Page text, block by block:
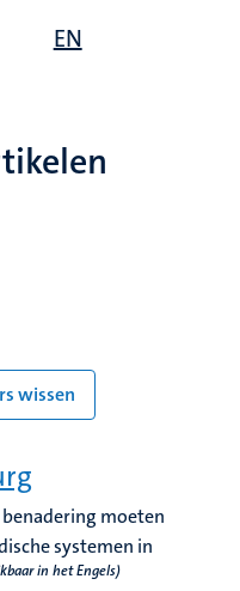
EN
wissen
moeten
systemen in
in het Engels)